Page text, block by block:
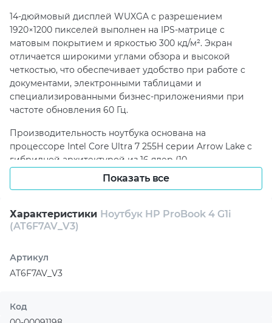
14-дюймовый дисплей WUXGA с разрешением
1920×1200 пикселей выполнен на IPS-матрице с
матовым покрытием и яркостью 300 кд/м². Экран
отличается широкими углами обзора и высокой
четкостью, что обеспечивает удобство при работе с
документами, электронными таблицами и
специализированными бизнес-приложениями при
частоте обновления 60 Гц.
Производительность ноутбука основана на
процессоре Intel Core Ultra 7 255H серии Arrow Lake с
гибридной архитектурой из 16 ядер (10
производительных и 6 энергоэффективных) и
динамической частотой до 5.1 ГГц. В сочетании с 32 ГБ
справляется с многозадачностью и интенсивными
вычислительными нагрузками.
накопитель 1 ТБ M.2 NVMe SSD, который обеспечивает
быстрый запуск системы и приложений.
использующая оперативную память, подходит для
Показать все
Характеристики Ноутбук HP ProBook 4 G1i
(AT6F7AV_V3)
Артикул
AT6F7AV_V3
Код